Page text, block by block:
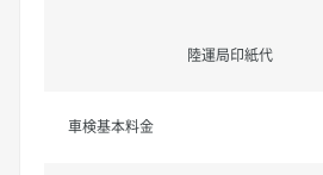
陸運局印紙代
車検基本料金